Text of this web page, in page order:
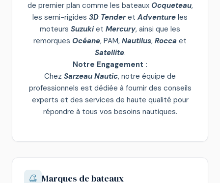
de premier plan comme les bateaux Ocqueteau,
les semi-rigides 3D Tenderet Adventure les
moteurs Suzukiet Mercury, ainsi que les
remorques Océane, PAM, Nautilus, Rocca et
Satellite.
Notre Engagement :
Chez Sarzeau Nautic, notre équipe de
professionnels est dédiée à fournir des conseils
experts et des services de haute qualité pour
répondre à tous vos besoins nautiques.
Marques de bateaux